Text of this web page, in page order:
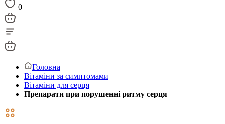
0
Головна
Вітаміни за симптомами
Вітаміни для серця
Препарати при порушенні ритму серця